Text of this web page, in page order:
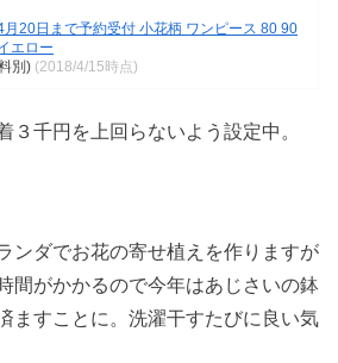
月20日まで予約受付 小花柄 ワンピース 80 90
エロー
別) (2018/4/15時点)
３千円を上回らないよう設定中。
ンダでお花の寄せ植えを作りますが
間がかかるので今年はあじさいの鉢
ますことに。洗濯干すたびに良い気